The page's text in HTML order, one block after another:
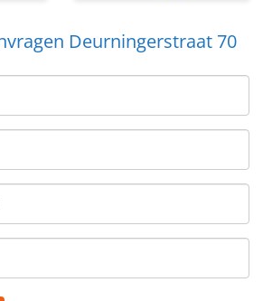
Deurningerstraat 70